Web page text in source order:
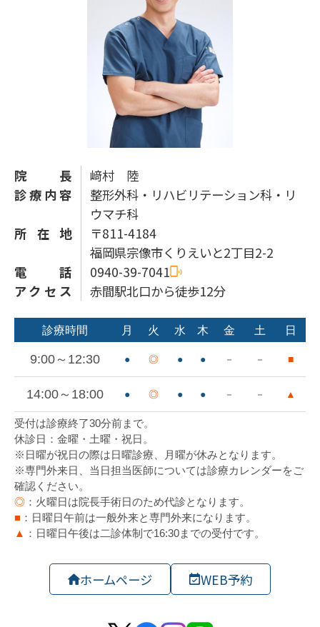
院長
﨑村 陸
診療内容
整形外科・リハビリテーション科・リ
ウマチ科
所在地
〒811-4184
福岡県宗像市くりえいと2丁目2-2
電話
0940-39-7041
アクセス
赤間駅北口から徒歩12分
ホームページ WEB予約